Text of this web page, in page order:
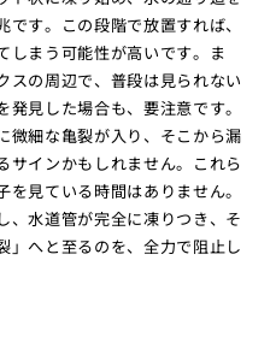
す。この段階で放置すれば、
しまう可能性が高いです。ま
スの周辺で、普段は見られない
発見した場合も、要注意です。
微細な亀裂が入り、そこから漏
サインかもしれません。これら
見ている時間はありません。
、水道管が完全に凍りつき、そ
」へと至るのを、全力で阻止し